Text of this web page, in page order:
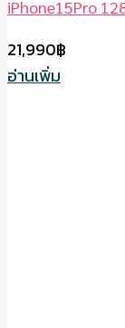
iPhone15Pro
21,990฿
อ่านเพิ่ม